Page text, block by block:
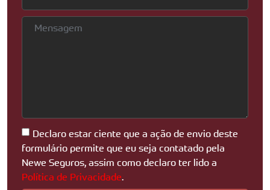
Declaro estar ciente que a ação de envio deste
formulário permite que eu seja contatado pela
Newe Seguros, assim como declaro ter lido a
Política de Privacidade.